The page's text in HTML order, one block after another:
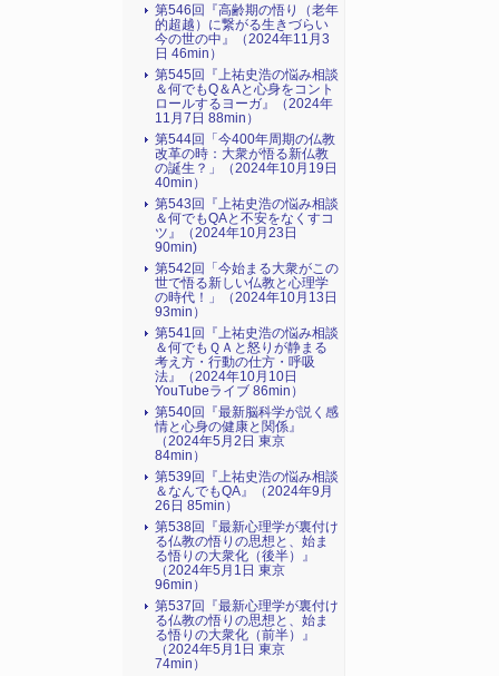
第546回『高齢期の悟り（老年
的超越）に繋がる生きづらい
今の世の中』（2024年11月3
日 46min）
第545回『上祐史浩の悩み相談
＆何でもQ＆Aと心身をコント
ロールするヨーガ』（2024年
11月7日 88min）
第544回「今400年周期の仏教
改革の時：大衆が悟る新仏教
の誕生？」（2024年10月19日
40min）
第543回『上祐史浩の悩み相談
＆何でもQAと不安をなくすコ
ツ』（2024年10月23日
90min)
第542回「今始まる大衆がこの
世で悟る新しい仏教と心理学
の時代！」（2024年10月13日
93min）
第541回『上祐史浩の悩み相談
＆何でもＱＡと怒りが静まる
考え方・行動の仕方・呼吸
法』（2024年10月10日
YouTubeライブ 86min）
第540回『最新脳科学が説く感
情と心身の健康と関係』
（2024年5月2日 東京
84min）
第539回『上祐史浩の悩み相談
＆なんでもQA』（2024年9月
26日 85min）
第538回『最新心理学が裏付け
る仏教の悟りの思想と、始ま
る悟りの大衆化（後半）』
（2024年5月1日 東京
96min）
第537回『最新心理学が裏付け
る仏教の悟りの思想と、始ま
る悟りの大衆化（前半）』
（2024年5月1日 東京
74min）